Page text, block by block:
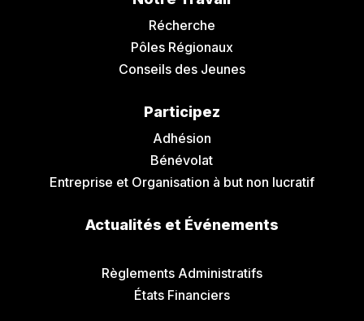
Récherche
Pôles Régionaux
Conseils des Jeunes
Participez
Adhésion
Bénévolat
Entreprise et Organisation à but non lucratif
Actualités et Événements
Règlements Administratifs
États Financiers